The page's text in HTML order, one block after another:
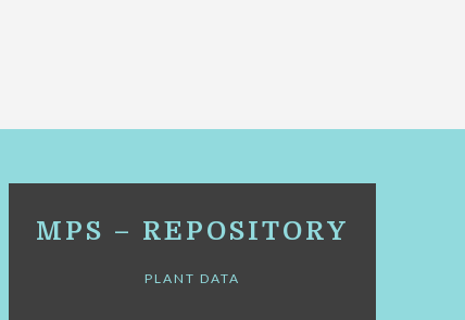
MPS – REPOSITORY
PLANT DATA